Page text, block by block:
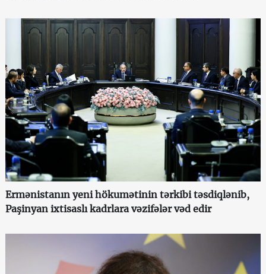
Ermənistanın yeni hökumətinin tərkibi təsdiqlənib,
Paşinyan ixtisaslı kadrlara vəzifələr vəd edir